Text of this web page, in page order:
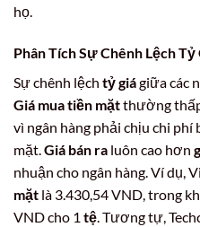
họ.
Phân Tích Sự Chênh Lệch
Sự chênh lệch tỷ giágiữa các
Giá mua tiền mặtthường
vì ngân hàng phải chịu chi
mặt.Giá bán ra luôn cao hơn
nhuận cho ngân hàng. Ví dụ,
mặt là 3.430,54 VND, trong
VND cho 1 tệ. Tương tự,